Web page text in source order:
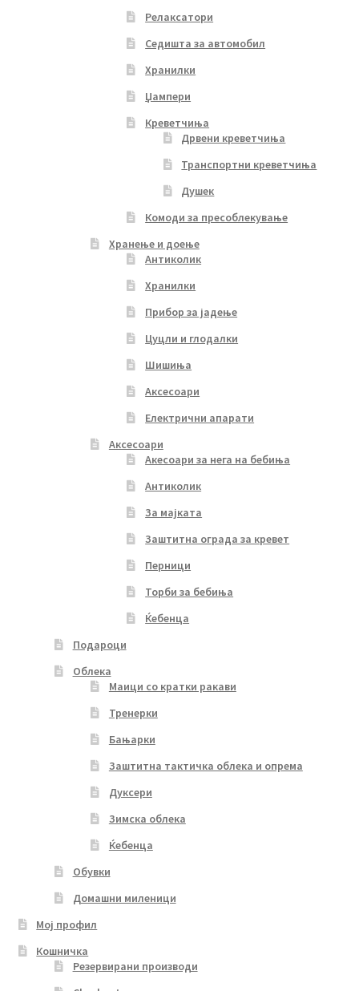
Релаксатори
Седишта за автомобил
Хранилки
Џампери
Креветчиња
Дрвени креветчиња
Транспортни креветчиња
Душек
Комоди за пресоблекување
Хранење и доење
Антиколик
Хранилки
Прибор за јадење
Цуцли и глодалки
Шишиња
Аксесоари
Електрични апарати
Аксесоари
Акесоари за нега на бебиња
Антиколик
За мајката
Заштитна ограда за кревет
Перници
Торби за бебиња
Ќебенца
Подароци
Облека
Маици со кратки ракави
Тренерки
Бањарки
Заштитна тактичка облека и опрема
Дуксери
Зимска облека
Ќебенца
Обувки
Домашни миленици
Мој профил
Кошничка
Резервирани производи